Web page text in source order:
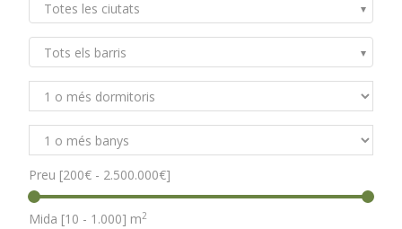
Totes les ciutats
Tots els barris
Preu [200€ - 2.500.000€]
Mida [10 - 1.000] m2